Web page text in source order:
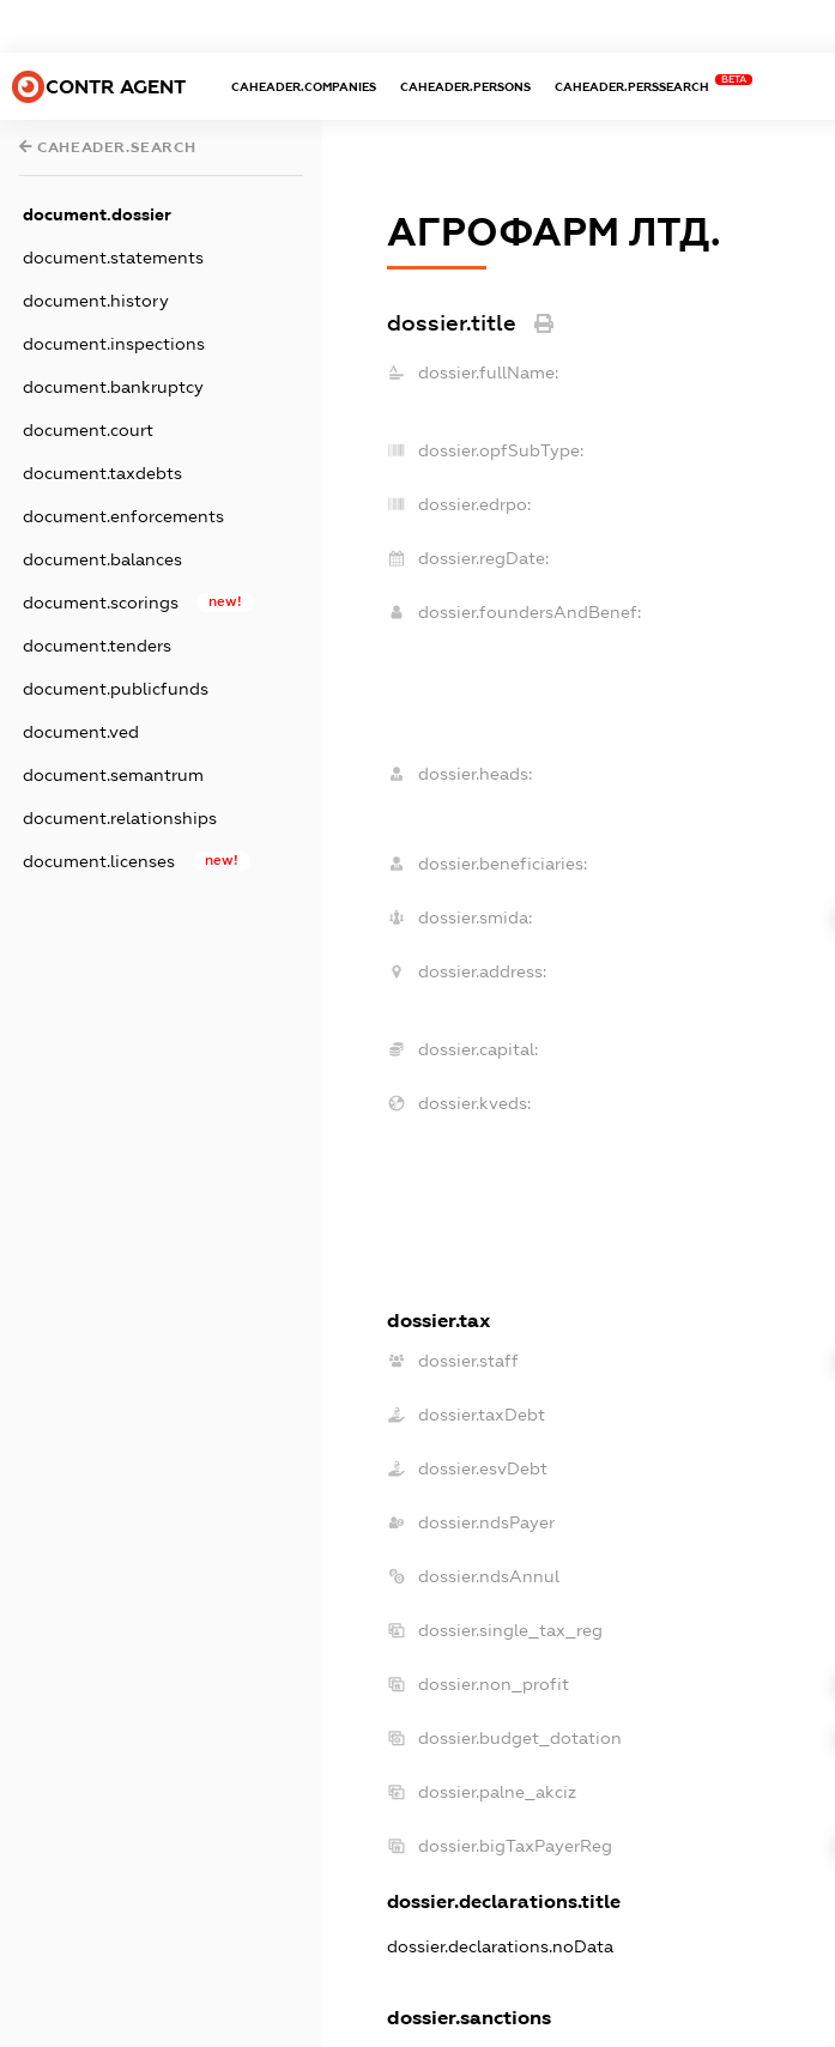
CONTR AGENT CAHEADER.COMPANIES CAHEADER.PERSONS CAHEADER.PERSSEARCH
BETA
CAHEADER.SEARCH
document.dossier
document.statements
document.history
document.inspections
document.bankruptcy
document.court
document.taxdebts
document.enforcements
document.balances
document.scorings new!
document.tenders
document.publicfunds
document.ved
document.semantrum
document.relationships
document.licenses new!
АГРОФАРМ ЛТД.
dossier.title
dossier.fullName:
dossier.opfSubType:
dossier.edrpo:
dossier.regDate:
dossier.foundersAndBenef:
dossier.heads:
dossier.beneficiaries:
dossier.smida:
dossier.address:
dossier.capital:
dossier.kveds:
dossier.tax
dossier.staff
dossier.taxDebt
dossier.esvDebt
dossier.ndsPayer
dossier.ndsAnnul
dossier.single_tax_reg
dossier.non_profit
dossier.budget_dotation
dossier.palne_akciz
dossier.bigTaxPayerReg
dossier.declarations.title
dossier.declarations.noData
dossier.sanctions